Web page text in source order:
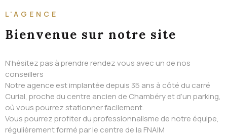
L'AGENCE
Bienvenue sur notre site
N'hésitez pas à prendre rendez vous avec un de nos
conseillers
Notre agence est implantée depuis 35 ans à côté du carré
Curial, proche du centre ancien de Chambéry et d’un parking,
où vous pourrez stationner facilement.
Vous pourrez profiter du professionnalisme de notre équipe,
régulièrement formé par le centre de la FNAIM